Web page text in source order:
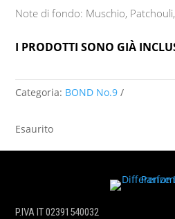
Note di fondo: Muschio,
I PRODOTTI SONO GIÀ
Categoria: BOND No.9
Esaurito
P.IVA IT 02391540032